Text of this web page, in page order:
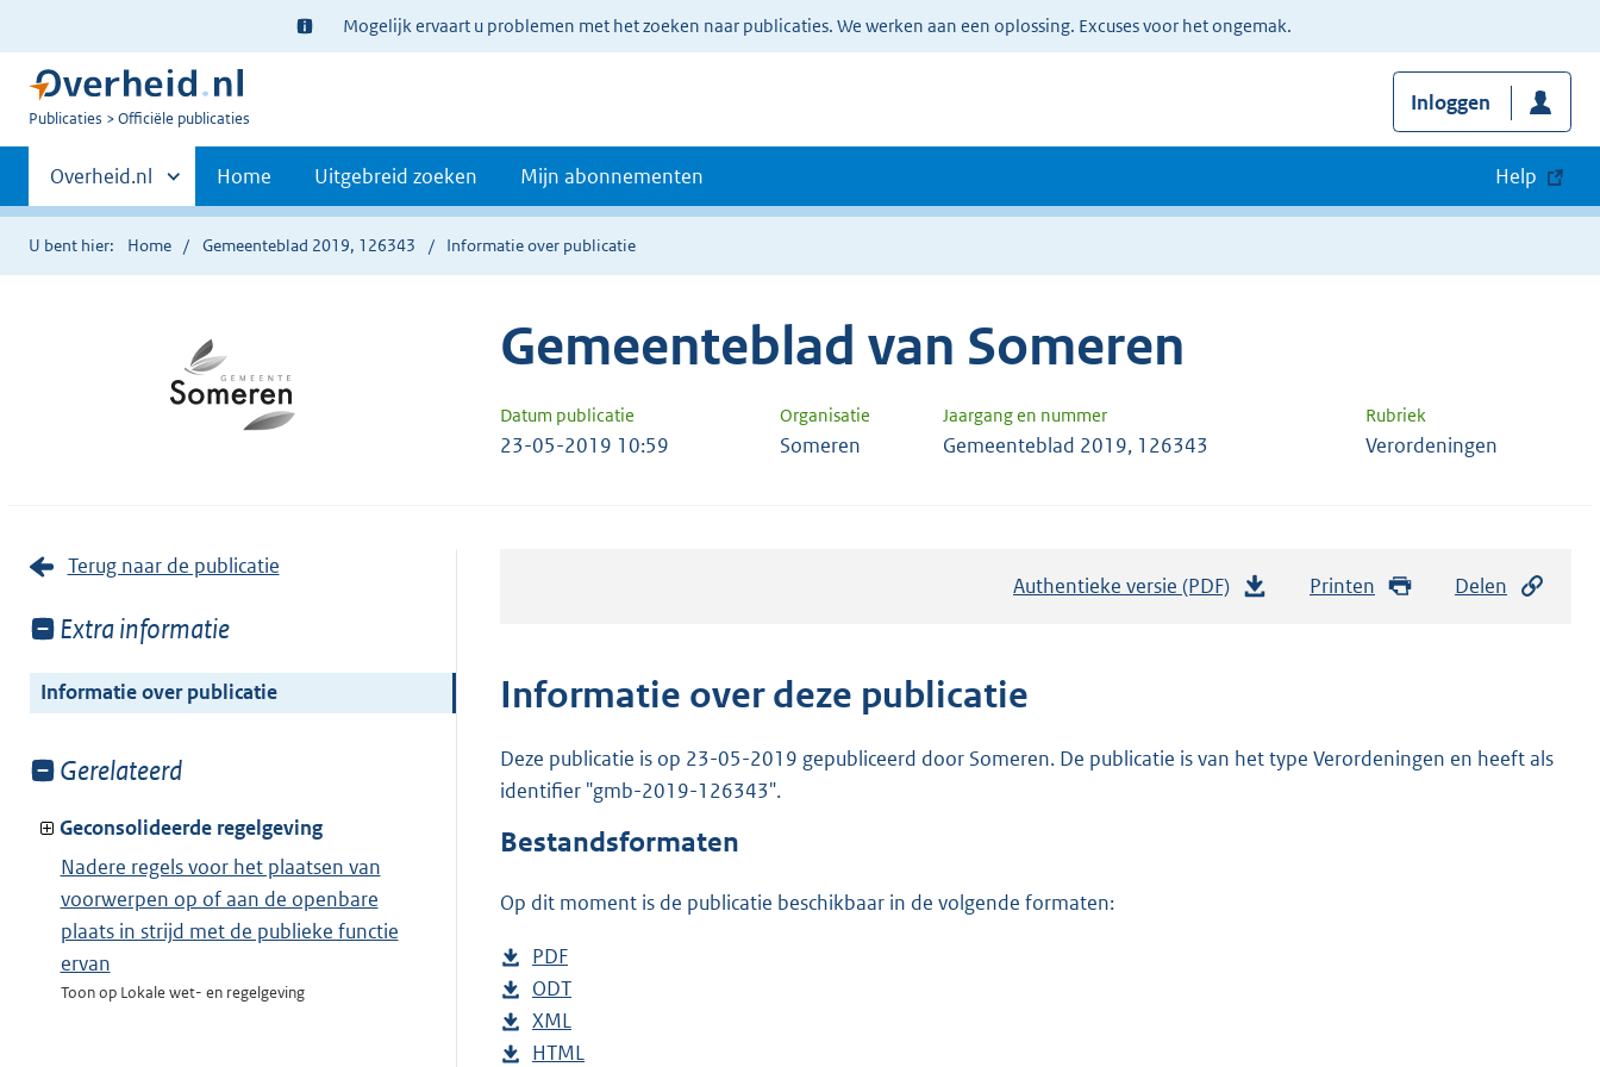
Ter
informatie:
Mogelijk ervaart u problemen met het zoeken naar publicaties. We werken aan een oplossing. Excuses voor het ongemak.
U
Publicaties Officiële publicaties
Inloggen
Primaire
navigatie
Andere
sites
binnen
Overheid.nl Home Uitgebreid zoeken Mijn abonnementen Help
U bent hier: Home Gemeenteblad 2019, 126343 Informatie over publicatie
Gemeenteblad van Someren
Datum publicatie Organisatie Jaargang en nummer Rubriek
23-05-2019 10:59 Someren Gemeenteblad 2019, 126343 Verordeningen
Terug naar de publicatie
Toon
van:
Extra informatie
Informatie over publicatie
Toon
van:
Gerelateerd
Geconsolideerde regelgeving
Nadere regels voor het plaatsen van
voorwerpen op of aan de openbare
plaats in strijd met de publieke functie
ervan
Toon op Lokale wet- en regelgeving
Authentieke versie (PDF)
n
Printen Delen
Informatie over deze publicatie
Deze publicatie is op 23-05-2019 gepubliceerd door Someren. De publicatie is van het type Verordeningen en heeft als
identifier "gmb-2019-126343".
Bestandsformaten
Op dit moment is de publicatie beschikbaar in de volgende formaten:
D
o
w
n
PDF
e
s
t
D
o
w
ODT
s
D
o
XML
e
D
HTML